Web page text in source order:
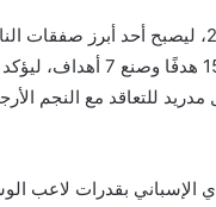
وكان تشيلسي قد ضم اللاعب في يناير 2023 قادمًا من بنفيكا البرتغالي مقابل 121 مليون
وعلى الصعيد الفني، قدم فرنانديز موسمًا مميزًا مع
للتعاقد مع النجم
بقدرات لاعب